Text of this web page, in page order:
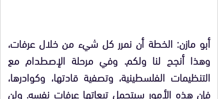
أبو مازن: الخطة أن نمرر كل شيء من خلال عرفات،
وهذا أنجح لنا ولكم. وفي مرحلة الإصطدام مع
التنظيمات الفلسطينية، وتصفية قادتها، وكوادرها،
فإن هذه الأمور سيتحمل تبعاتها عرفات نفسه. ولن